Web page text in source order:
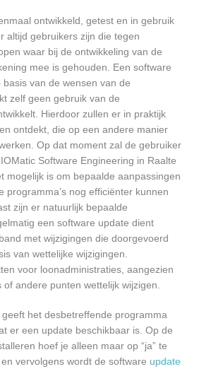
ontwikkeld, getest en in gebruik
altijd gebruikers zijn die tegen
waar bij de ontwikkeling van de
mee is gehouden. Een software
van de wensen van de
zelf geen gebruik van de
Hierdoor zullen er in praktijk
ontdekt, die op een andere manier
Op dat moment zal de gebruiker
Software Engineering in Raalte
mogelijk is om bepaalde aanpassingen
programma’s nog efficiënter kunnen
zijn er natuurlijk bepaalde
een software update dient
met wijzigingen die doorgevoerd
van wettelijke wijzigingen.
voor loonadministraties, aangezien
andere punten wettelijk wijzigen.
het desbetreffende programma
er een update beschikbaar is. Op de
hoef je alleen maar op “ja” te
vervolgens wordt de software update